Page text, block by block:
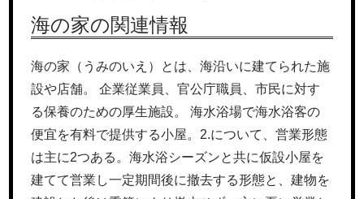
海の家の関連情報
海の家（うみのいえ）とは、海沿いに建てられた施
設や店舗。 企業従業員、官公庁職員、市民に対す
る保養のための厚生施設。 海水浴場で海水浴客の
便宜を有料で提供する小屋。2.について、営業形態
は主に2つある。海水浴シーズンと共に仮設小屋を
建てて営業し一定期間後に撤去する形態と、建物を